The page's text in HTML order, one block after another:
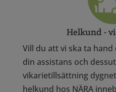
Helkund -
Vill du att vi ska ta
din assistans och
vikarietillsättning
helkund hos NÄRA